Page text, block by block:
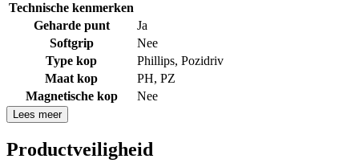
Technische kenmerken
Geharde punt
Ja
Softgrip
Nee
Type kop
Phillips, Pozidriv
Maat kop
PH, PZ
Magnetische kop
Nee
Lees meer
Productveiligheid